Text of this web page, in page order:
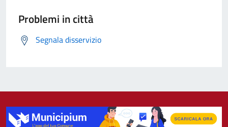
Problemi in città
Segnala disservizio